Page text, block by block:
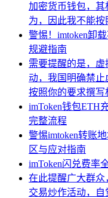
加密货币钱包，
为，因此我不能
警惕！imtoken卸
规避指南
需要提醒的是，
动，我国明确禁
按照你的要求撰写
imToken钱包ETH
完整流程
警惕imtoken转账
区与应对指南
imToken闪兑费率
在此提醒广大群众
交易炒作活动，自